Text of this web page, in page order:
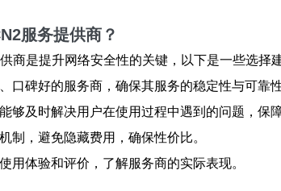
服务提供商？
商是提升网络安全性的关键，以下是一些选择
口碑好的服务商，确保其服务的稳定性与可靠性
够及时解决用户在使用过程中遇到的问题，保
制，避免隐藏费用，确保性价比。
用体验和评价，了解服务商的实际表现。